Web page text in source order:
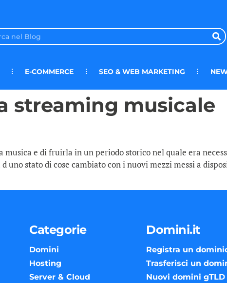
E-COMMERCE SEO & WEB MARKETING
streaming musicale
musica e di fruirla in un periodo storico nel quale era
uno stato di cose cambiato con i nuovi mezzi messi a
Categorie
Domini
Hosting
Server & Cloud
Domini.it
Registra un
Trasferisci un
Nuovi domini gTLD